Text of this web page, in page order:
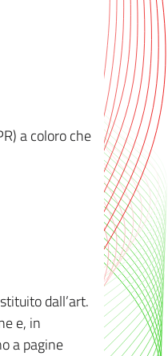
a coloro che
dall’art.
e, in
a pagine